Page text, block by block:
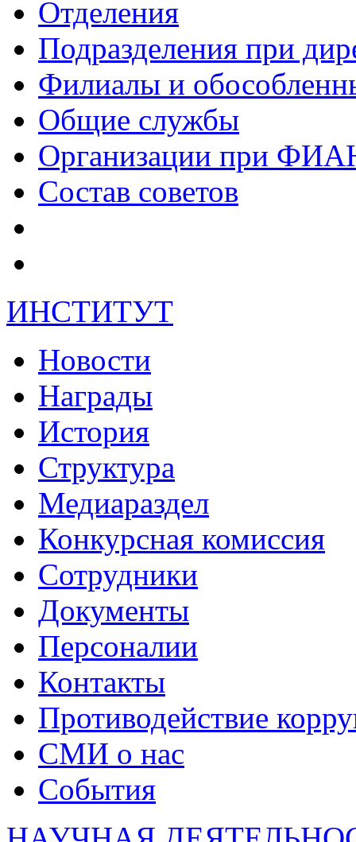
Отделения
Подразделения при
Филиалы и
Общие службы
Организации при
Состав советов
ИНСТИТУТ
Новости
Награды
История
Структура
Медиараздел
Конкурсная комиссия
Сотрудники
Документы
Персоналии
Контакты
Противодействие
СМИ о нас
События